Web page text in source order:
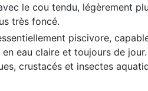
le cou tendu, légèrement
très foncé.
piscivore,
eau claire et toujours de
crustacés et insectes